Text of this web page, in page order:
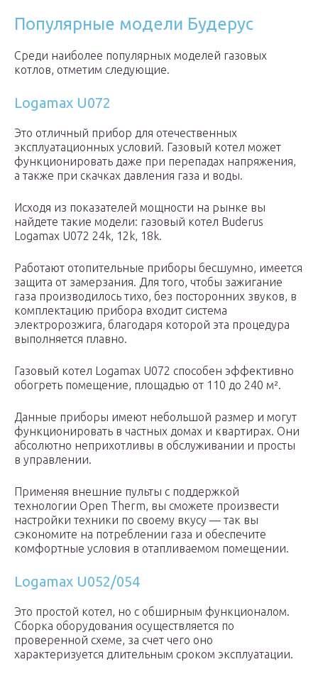
Популярные модели Будерус
Среди наиболее популярных моделей газовых
котлов, отметим следующие.
Logamax U072
Это отличный прибор для отечественных
эксплуатационных условий. Газовый котел может
функционировать даже при перепадах напряжения,
а также при скачках давления газа и воды.
Исходя из показателей мощности на рынке вы
найдете такие модели: газовый котел Buderus
Logamax U072 24k, 12k, 18k.
Работают отопительные приборы бесшумно, имеется
защита от замерзания. Для того, чтобы зажигание
газа производилось тихо, без посторонних звуков, в
комплектацию прибора входит система
электророзжига, благодаря которой эта процедура
выполняется плавно.
Газовый котел Logamax U072 способен эффективно
обогреть помещение, площадью от 110 до 240 м².
Данные приборы имеют небольшой размер и могут
функционировать в частных домах и квартирах. Они
абсолютно неприхотливы в обслуживании и просты
в управлении.
Применяя внешние пульты с поддержкой
технологии Open Therm, вы сможете произвести
настройки техники по своему вкусу — так вы
сэкономите на потреблении газа и обеспечите
комфортные условия в отапливаемом помещении.
Logamax U052/054
Это простой котел, но с обширным функционалом.
Сборка оборудования осуществляется по
проверенной схеме, за счет чего оно
характеризуется длительным сроком эксплуатации.